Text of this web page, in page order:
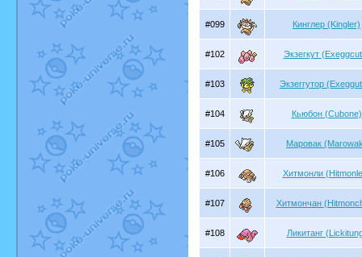
#099 Кинглер (Kingler)
#102 Экзегкут
#103 Экзеггутор
#104 Кьюбон (Cubone)
#105 Маровак
#106 Хитмонли
#107 Хитмончан
#108 Ликитанг